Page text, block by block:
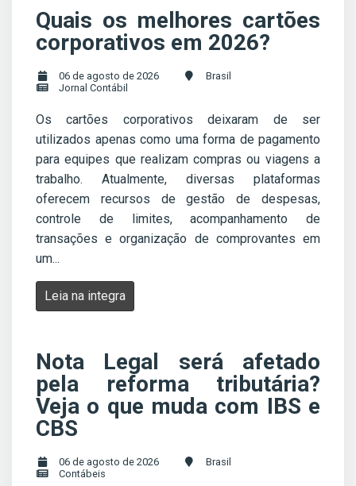
Quais os melhores cartões
corporativos em 2026?
06 de agosto de 2026
Brasil
Jornal Contábil
Os cartões corporativos deixaram de ser
utilizados apenas como uma forma de pagamento
para equipes que realizam compras ou viagens a
trabalho. Atualmente, diversas plataformas
oferecem recursos de gestão de despesas,
controle de limites, acompanhamento de
transações e organização de comprovantes em
um...
Leia na integra
Nota Legal será afetado
pela reforma tributária?
Veja o que muda com IBS e
CBS
06 de agosto de 2026
Brasil
Contábeis